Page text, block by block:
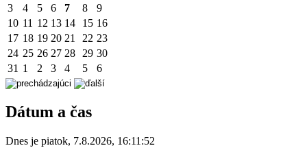
3
4 5 6 7 8
9
10 11 12 13 14 15 16
17 18 19 20 21 22 23
24 25 26 27 28 29 30
31 1 2 3 4 5 6
Dátum a čas
Dnes je piatok, 7.8.2026, 16:11:52